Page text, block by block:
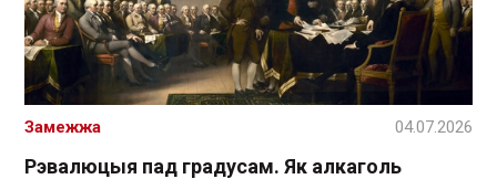
Рэвалюцыя пад градусам. Як алкаголь
Замежжа 04.07.2026